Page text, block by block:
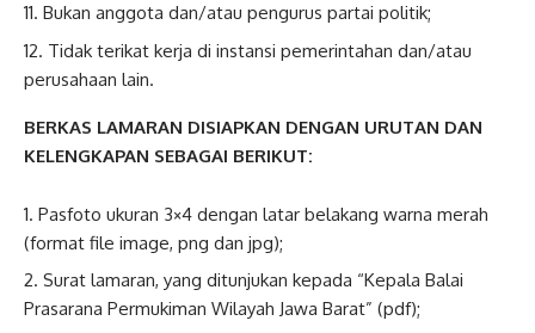
Bukan anggota dan/atau pengurus partai politik;
Tidak terikat kerja di instansi pemerintahan dan/atau
perusahaan lain.
BERKAS LAMARAN DISIAPKAN DENGAN URUTAN DAN
KELENGKAPAN SEBAGAI BERIKUT:
Pasfoto ukuran 3×4 dengan latar belakang warna merah
(format file image, png dan jpg);
Surat lamaran, yang ditunjukan kepada “Kepala Balai
Prasarana Permukiman Wilayah Jawa Barat” (pdf);